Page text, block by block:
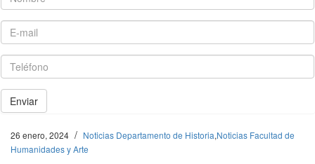
E-mail
Teléfono
Enviar
26 enero, 2024 / Noticias Departamento de Historia,Noticias Facultad de
Humanidades y Arte